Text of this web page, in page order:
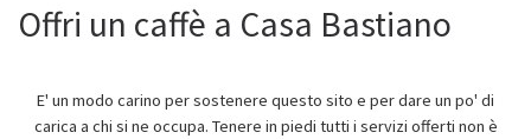
Offri un caffè a Casa Bastiano
E' un modo carino per sostenere questo sito e per dare un po' di
carica a chi si ne occupa. Tenere in piedi tutti i servizi offerti non è